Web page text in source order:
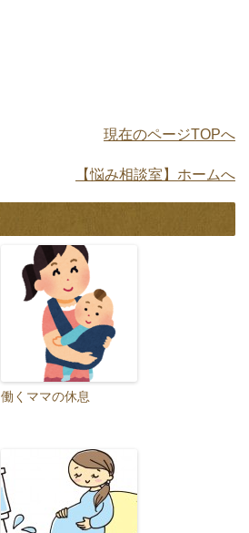
現在のページTOPへ
【悩み相談室】ホームへ
働くママの休息